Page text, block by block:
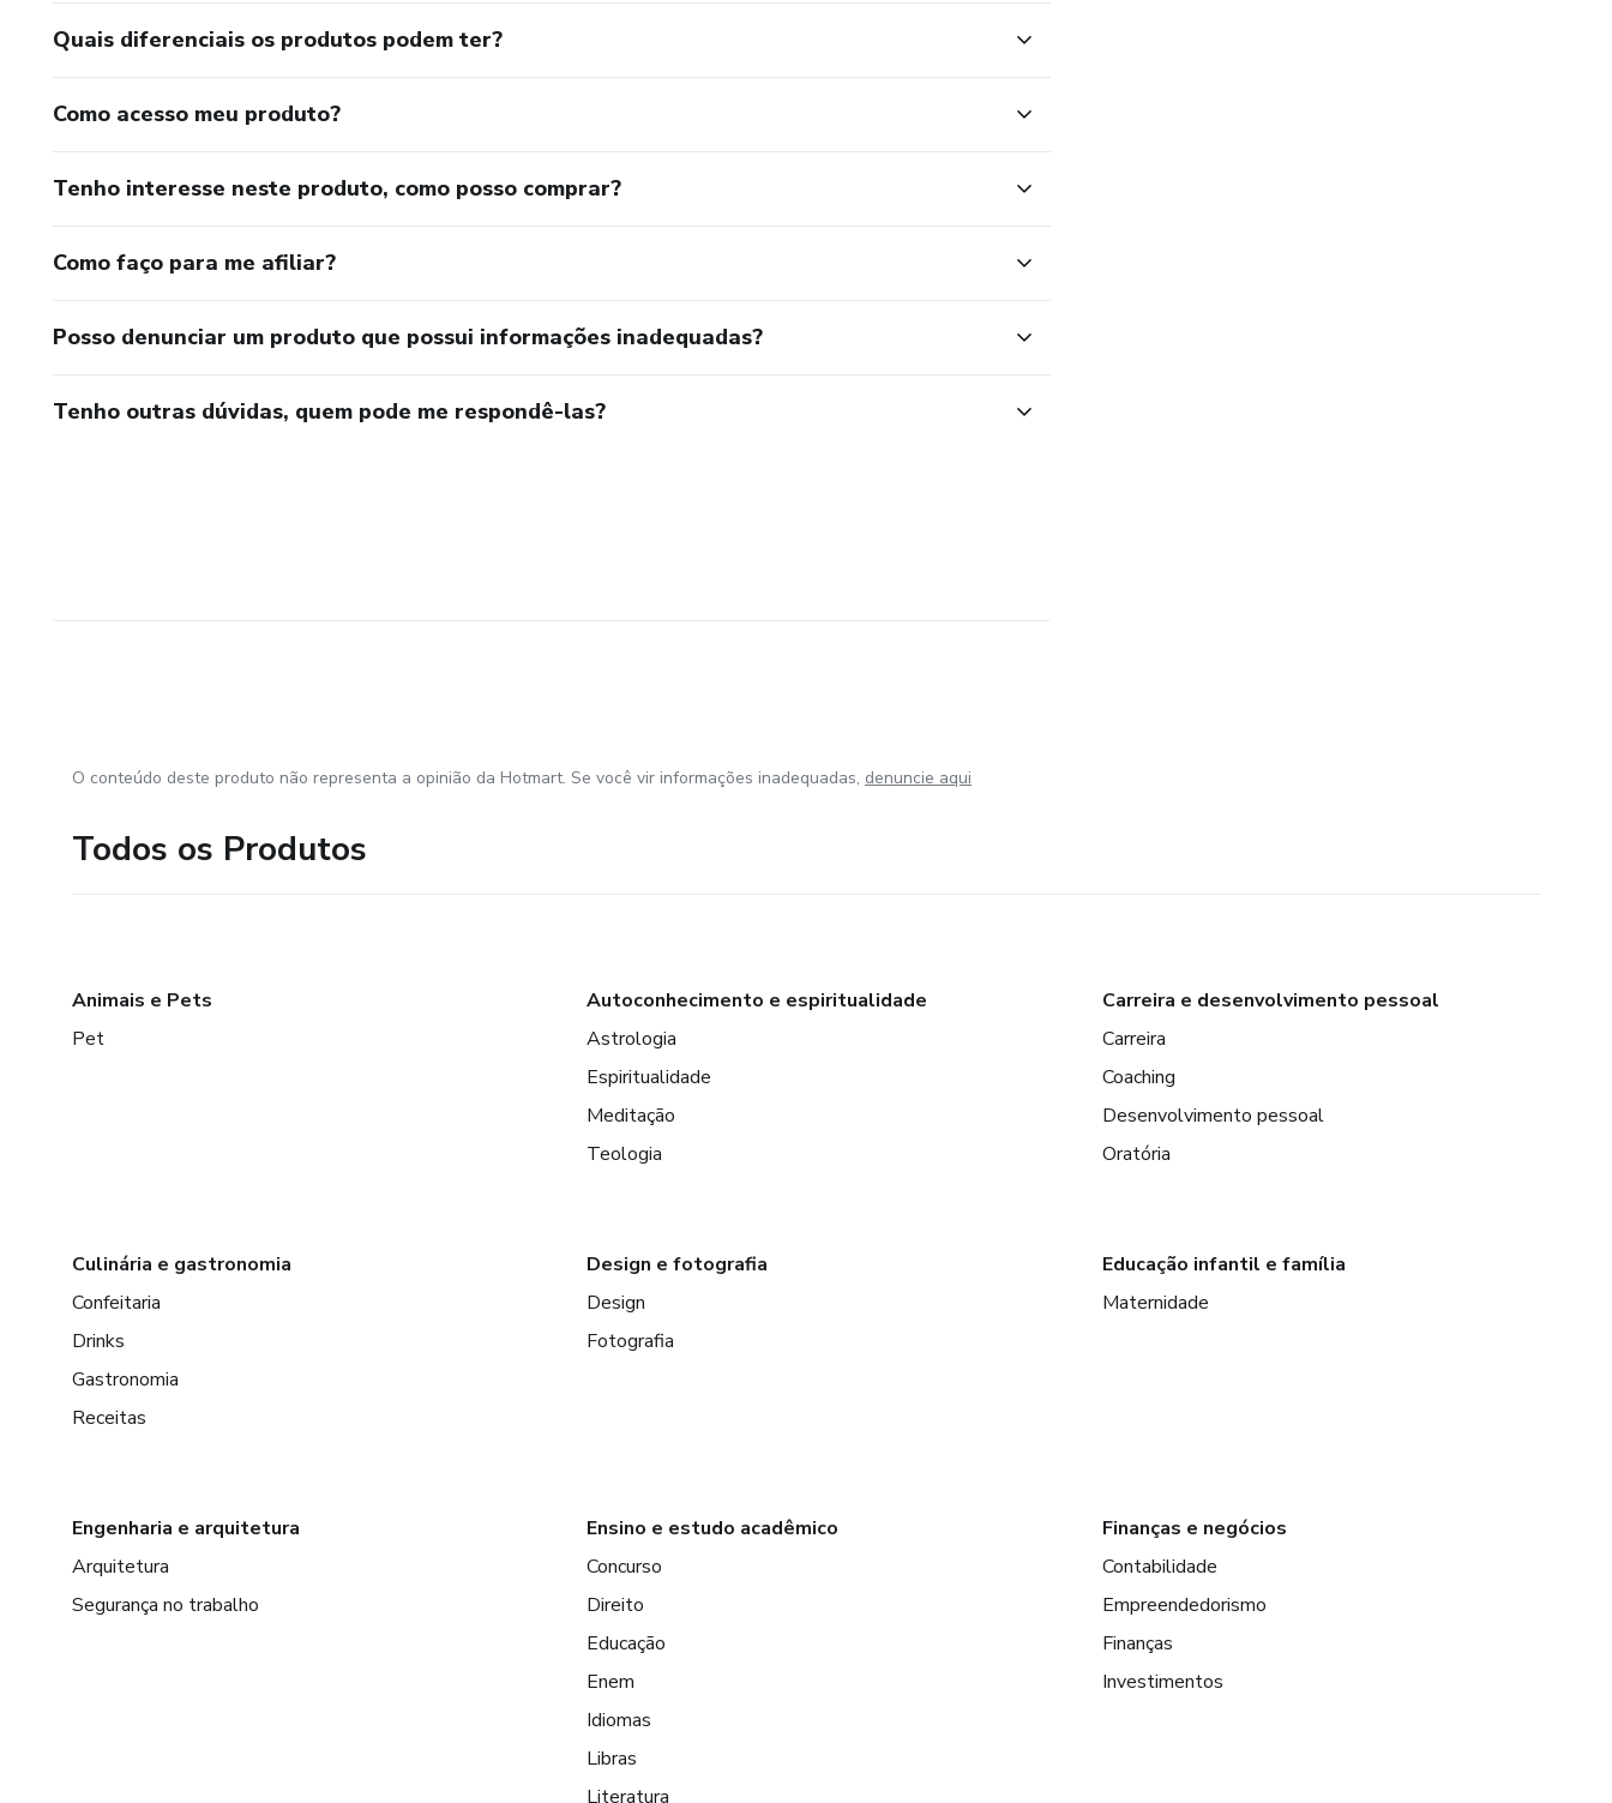
Quais diferenciais os produtos podem ter?
Como acesso meu produto?
Tenho interesse neste produto, como posso comprar?
Como faço para me afiliar?
Posso denunciar um produto que possui informações inadequadas?
Tenho outras dúvidas, quem pode me respondê-las?
O conteúdo deste produto não representa a opinião da Hotmart. Se você vir informações inadequadas, denuncie aqui
Todos os Produtos
Animais e Pets
Pet
Autoconhecimento e espiritualidade
Astrologia
Espiritualidade
Meditação
Teologia
Carreira e desenvolvimento pessoal
Carreira
Coaching
Desenvolvimento pessoal
Oratória
Culinária e gastronomia
Confeitaria
Drinks
Gastronomia
Receitas
Design e fotografia
Design
Fotografia
Educação infantil e família
Maternidade
Engenharia e arquitetura
Arquitetura
Segurança no trabalho
Ensino e estudo acadêmico
Concurso
Direito
Educação
Enem
Idiomas
Libras
Literatura
Finanças e negócios
Contabilidade
Empreendedorismo
Finanças
Investimentos